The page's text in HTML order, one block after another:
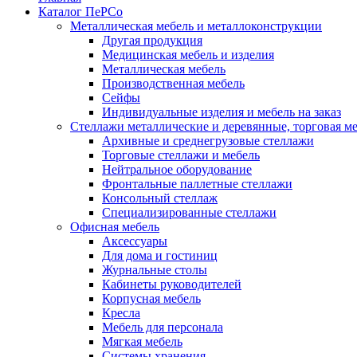
Каталог ПеРСо
Металлическая мебель и металлоконструкции
Другая продукция
Медицинская мебель и изделия
Металлическая мебель
Производственная мебель
Сейфы
Индивидуальные изделия и мебель на заказ
Стеллажи металлические и деревянные, торговая
Архивные и среднегрузовые стеллажи
Торговые стеллажи и мебель
Нейтральное оборудование
Фронтальные паллетные стеллажи
Консольный стеллаж
Специализированные стеллажи
Офисная мебель
Аксессуары
Для дома и гостиниц
Журнальные столы
Кабинеты руководителей
Корпусная мебель
Кресла
Мебель для персонала
Мягкая мебель